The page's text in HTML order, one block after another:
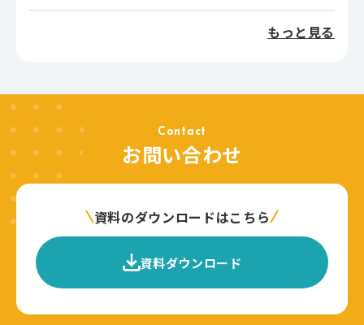
もっと見る
Contact
お問い合わせ
資料のダウンロードはこちら
資料ダウンロード